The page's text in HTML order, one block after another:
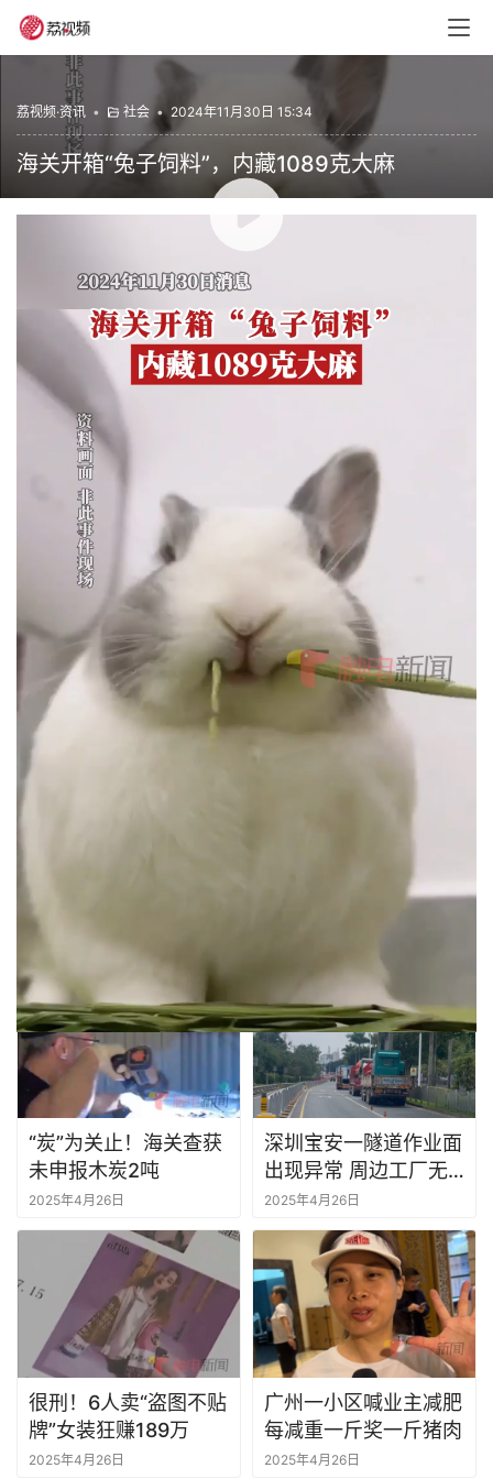
荔视频·资讯 • 社会 • 2024年11月30日 15:34
海关开箱“兔子饲料”，内藏1089克大麻
00:00 / 00:08
近日，成都海关所属邮局海关关员在对进境邮件进行监管
时，发现一个申报为“兔子饲料”的包裹机检图像异常，随机
进行人工开箱彻查。经查，发现该邮件中5袋兔子食用干草
内夹藏3包真空包装的深绿色植物，气味浓烈刺鼻。经试剂
检测，该批植物呈大麻阳性反应，共计1089克。目前，该
案件已移交海关缉私部门处理。
广东台触电新闻
生成海报
【直播】迎接十五运 共登广州塔——2024第十一届广州塔
国际登高赛
相关推荐
“炭”为关止！海关查获
未申报木炭2吨
2025年4月26日
深圳宝安一隧道作业面
出现异常 周边工厂无
法出货盼支持
2025年4月26日
很刑！6人卖“盗图不贴
牌”女装狂赚189万
2025年4月26日
广州一小区喊业主减肥
每减重一斤奖一斤猪肉
2025年4月26日